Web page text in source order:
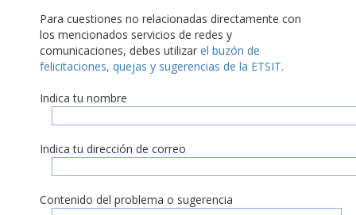
Para cuestiones no relacionadas directamente con
los mencionados servicios de redes y
comunicaciones, debes utilizar el buzón de
felicitaciones, quejas y sugerencias de la ETSIT.
Indica tu nombre
Indica tu dirección de correo
Contenido del problema o sugerencia